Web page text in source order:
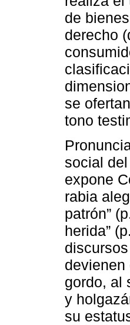
de
derecho
se
tono
social
expone
rabia
patrón”
herida”
gordo, al
y
su